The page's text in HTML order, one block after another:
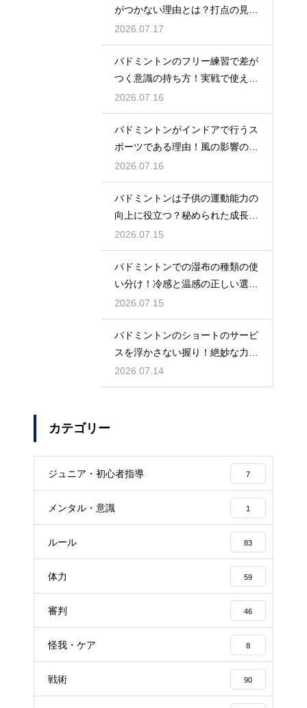
がつかない理由とは？打点の見直
し方
2026.07.17
バドミントンのフリー練習で差が
つく意識の持ち方！実戦で使える
生きた球を打つ極意
2026.07.16
バドミントンがインドアで行うス
ポーツである理由！風の影響の大
きさ
2026.07.16
バドミントンは子供の運動能力の
向上に役立つ？秘められた成長効
果
2026.07.15
バドミントンでの湿布の種類の使
い分け！冷感と温感の正しい選び
方
2026.07.15
バドミントンのショートのサービ
スを浮かさない握り！絶妙な力加
減のコツ
2026.07.14
カテゴリー
ジュニア・初心者指導 7
メンタル・意識 1
ルール 83
体力 59
審判 46
怪我・ケア 8
戦術 90